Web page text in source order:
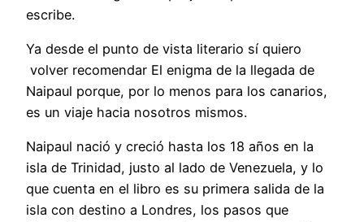
escribe.
Ya desde el punto de vista literario sí quiero
volver recomendar El enigma de la llegada de
Naipaul porque, por lo menos para los canarios,
es un viaje hacia nosotros mismos.
Naipaul nació y creció hasta los 18 años en la
isla de Trinidad, justo al lado de Venezuela, y lo
que cuenta en el libro es su primera salida de la
isla con destino a Londres, los pasos que